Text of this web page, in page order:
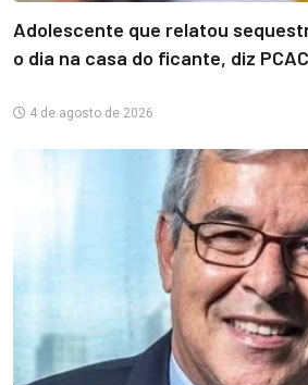
Adolescente que relatou
o dia na casa do ficante, diz PCAC
4 de agosto de 2026